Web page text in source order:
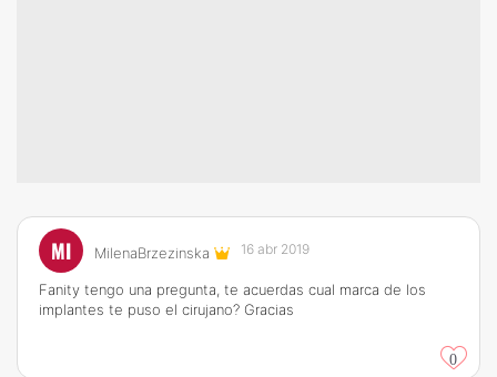
MI MilenaBrzezinska 16 abr 2019
Fanity tengo una pregunta, te acuerdas cual marca de los
implantes te puso el cirujano? Gracias
0